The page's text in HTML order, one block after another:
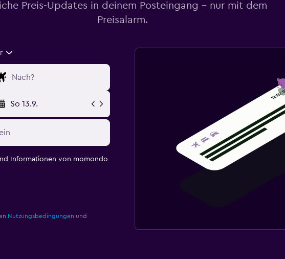
Preis-Updates in deinem Posteingang – nur mit dem
Preisalarm.
So 13.9.
Informationen von momondo
Nutzungsbedingungen und